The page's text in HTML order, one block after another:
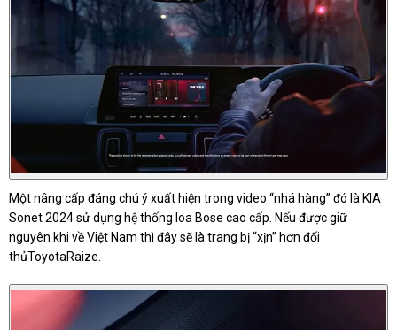
Một nâng cấp đáng chú ý xuất hiện trong video “nhá hàng” đó là KIA
Sonet 2024 sử dụng hệ thống loa Bose cao cấp. Nếu được giữ
nguyên khi về Việt Nam thì đây sẽ là trang bị “xịn” hơn đối
thủToyotaRaize.